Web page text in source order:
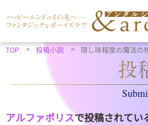
TOP 投稿小説 隠し味程度の魔法の
アルファポリスで投稿されてい